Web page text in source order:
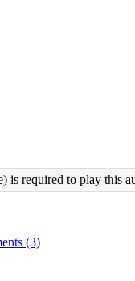
is required to play this
(3)